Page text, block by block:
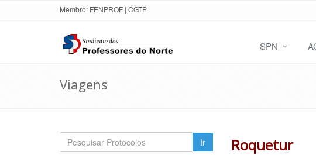
Membro: FENPROF | CGTP
SPN
Viagens
Ir Roquetur